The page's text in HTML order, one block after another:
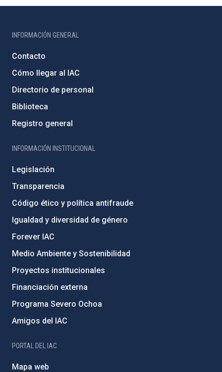
INFORMACIÓN GENERAL
Contacto
Cómo llegar al IAC
Directorio de personal
Biblioteca
Registro general
INFORMACIÓN INSTITUCIONAL
Legislación
Transparencia
Código ético y política antifraude
Igualdad y diversidad de género
Forever IAC
Medio Ambiente y Sostenibilidad
Proyectos institucionales
Financiación externa
Programa Severo Ochoa
Amigos del IAC
PORTAL DEL IAC
Mapa web